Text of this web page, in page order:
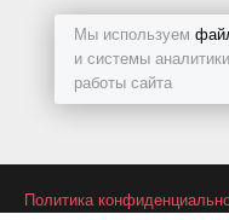
Мы используем
и системы
работы сайта
Политика